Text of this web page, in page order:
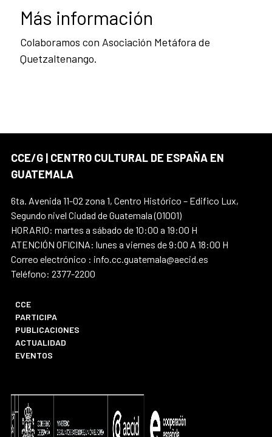
Más información
Colaboramos con Asociación Metáfora de
Quetzaltenango.
CCE/G | CENTRO CULTURAL DE ESPAÑA EN
GUATEMALA
6ta. Avenida 11-02 zona 1, Centro Histórico – Edifico Lux,
Segundo nivel Ciudad de Guatemala (01001)
HORARIO: martes a sábado de 10:00 a 19:00 H
ATENCIÓN OFICINA: lunes a viernes de 9:00 A 18:00 H
Correo electrónico : info.cc.guatemala@aecid.es
Teléfono: 2377-2200
CCE
PARTICIPA
PUBLICACIONES
ACTUALIDAD
EVENTOS